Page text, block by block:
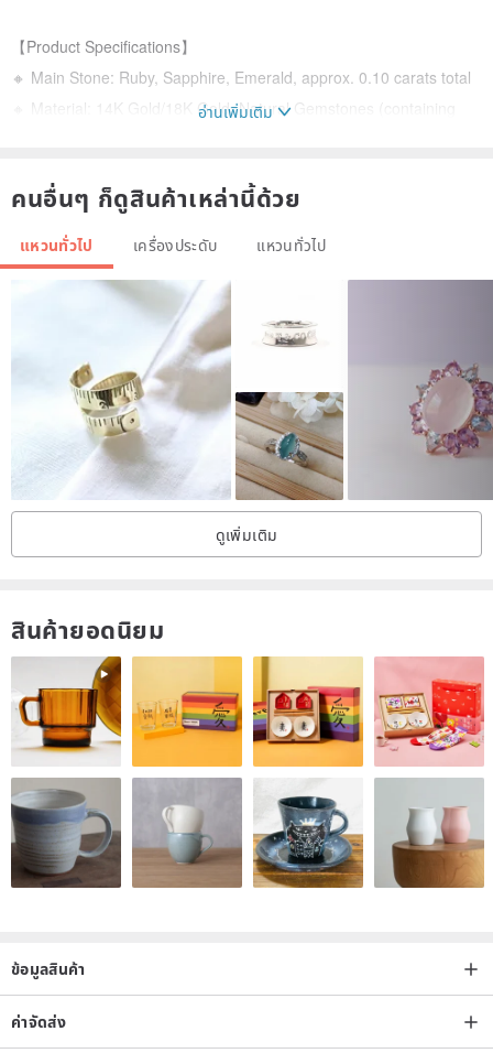
【Product Specifications】
🔸 Main Stone: Ruby, Sapphire, Emerald, approx. 0.10 carats total
🔸 Material: 14K Gold/18K Gold, Natural Gemstones (containing
【Place of Manufacture】Made in Taiwan / Handmade
【Shopping Notice】Please read carefully before ordering.
✦ Some products are "in-stock" items. Orders placed and paid for
before 2 PM can be shipped on the same day.
✦ If not in stock, it requires "customization." Please message us to
inquire about the production time for custom orders.
✦ This design studio uses natural diamonds and gemstones. All
sold products will come with a small guarantee card.
✦ If the buyer requires a gemstone appraisal certificate from a
third-party appraisal institution, we can assist in sending it to your
✦ Natural gemstones may contain inclusions, internal
characteristics, or minor flaws. However, each gemstone is a
unique creation of nature. Please only order if you can accept this.
✦ For returns, please ship the item back with its complete
packaging. The designer will take photos to document the item's
condition before shipping. Items that have been used, worn, or
damaged cannot be returned.
【Important Notes】
differences. Some photos may have slight color variations from the
actual product; please refer to the actual item.
✦ Before ordering, please read the product specifications and
อ่านเพิ่มเติม
คนอื่นๆ ก็ดูสินค้าเหล่านี้ด้วย
แหวนทั่วไป เครื่องประดับ แหวนทั่วไป
ดูเพิ่มเติม
สินค้ายอดนิยม
ข้อมูลสินค้า
ค่าจัดส่ง